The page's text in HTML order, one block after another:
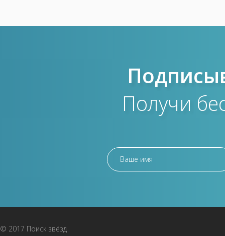
Получи
© 2017 Поиск звёзд